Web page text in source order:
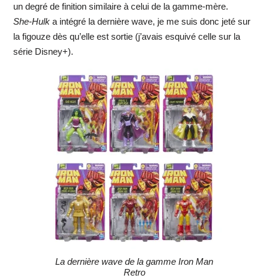
un degré de finition similaire à celui de la gamme-mère.
She-Hulka intégré la dernière wave, je me suis donc jeté sur
la figouze dès qu’elle est sortie (j’avais esquivé celle sur la
série Disney+).
La dernière wave de la gamme Iron Man
Retro